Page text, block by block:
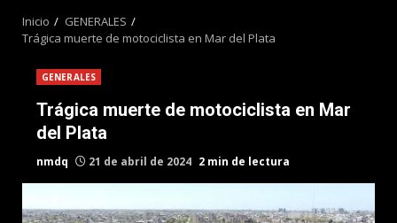
Inicio
GENERALES
Trágica muerte de motociclista en Mar del Plata
GENERALES
Trágica muerte de motociclista en Mar
del Plata
nmdq 21 de abril de 2024 2 min de lectura